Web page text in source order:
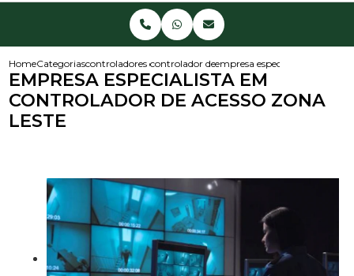
HomeCategoriascontroladores de acessocontrolador de acesso condominio
empresa especialista em
EMPRESA ESPECIALISTA EM
CONTROLADOR DE ACESSO ZONA
LESTE